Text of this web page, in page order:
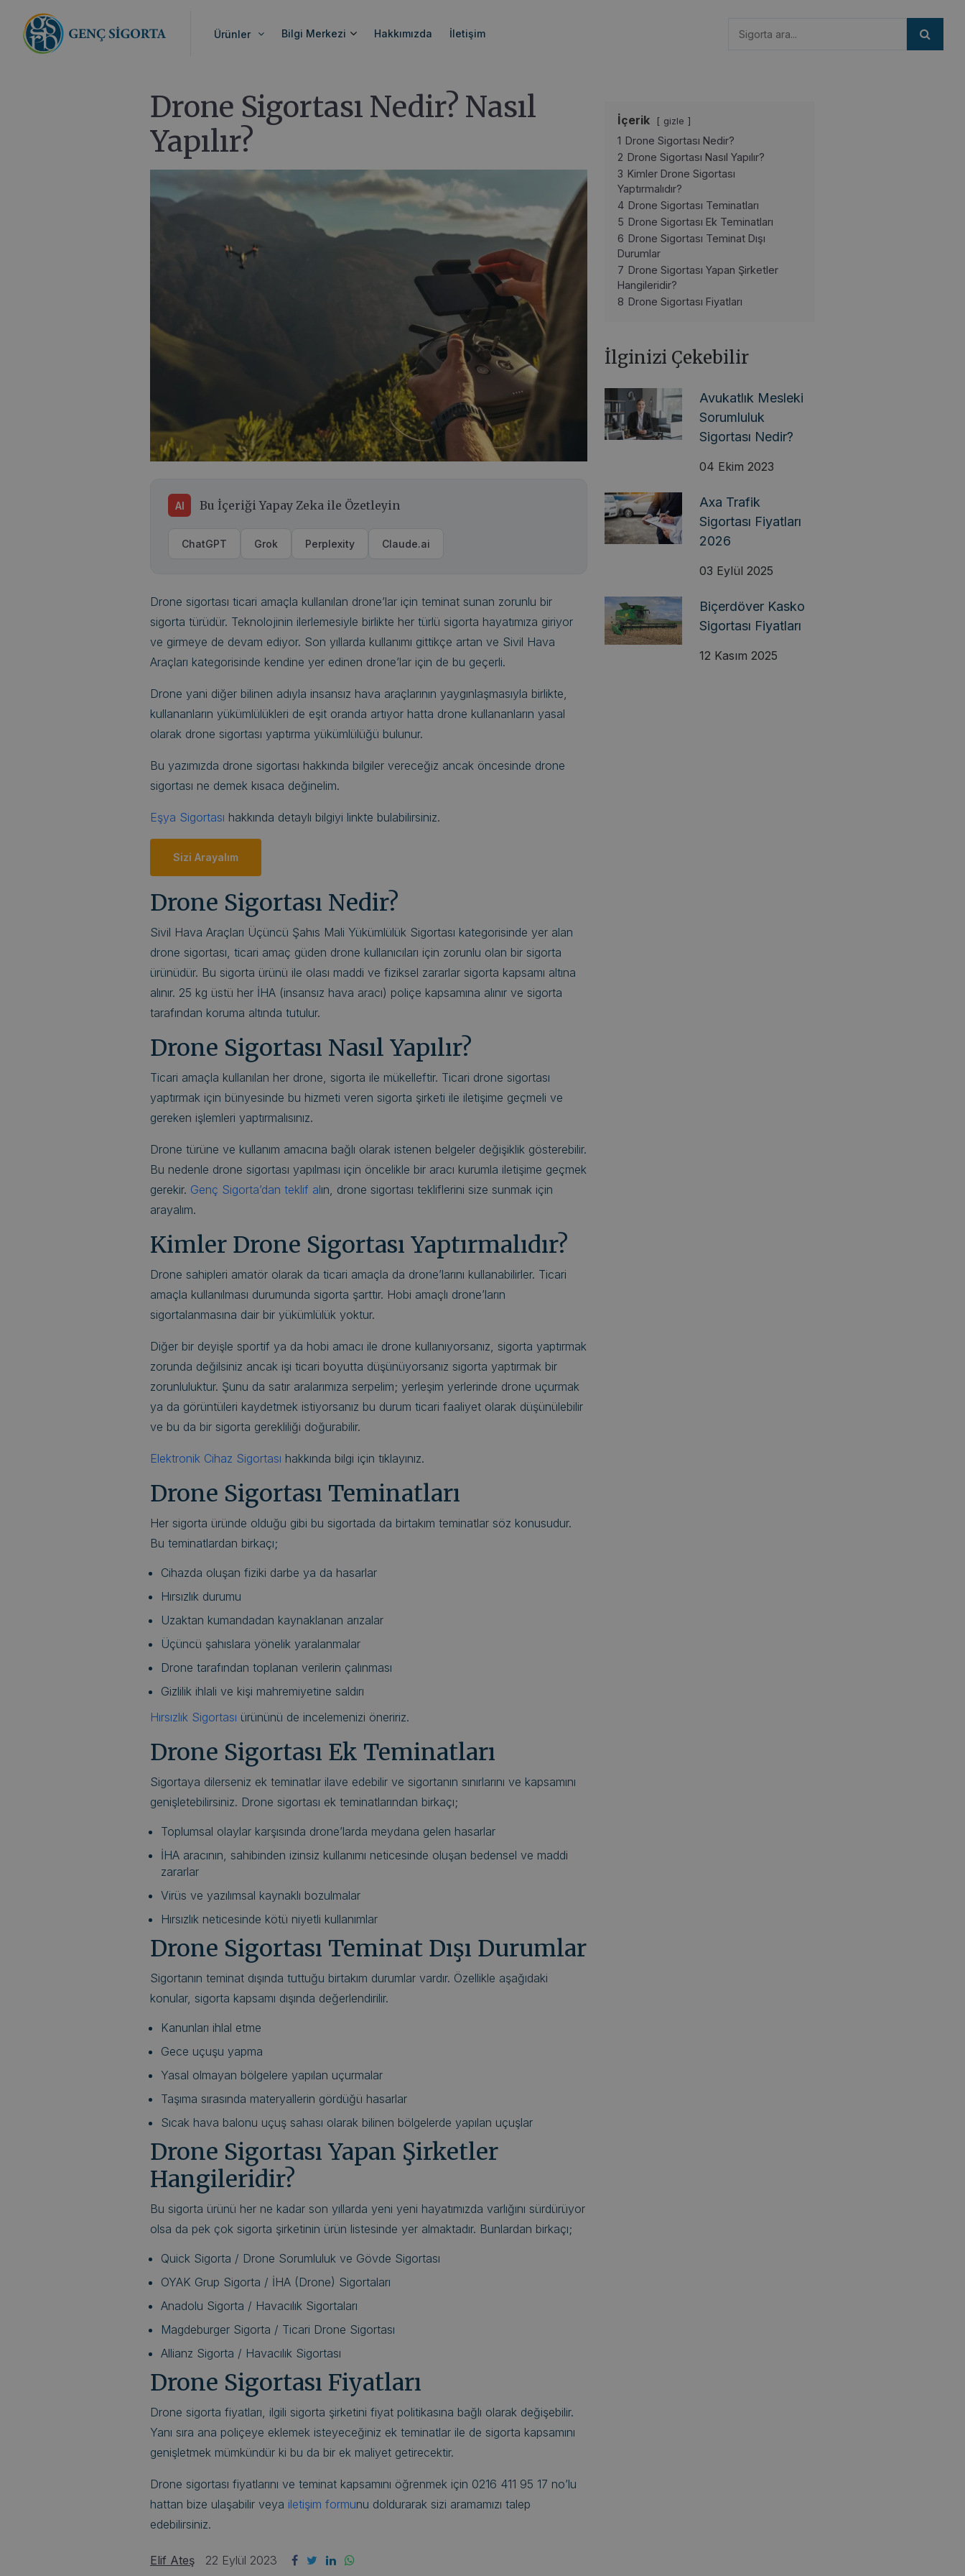
Ürünler Bilgi Merkezi Hakkımızda İletişim
Anasayfa>Blog Drone Sigortası Nedir? Nasıl Yapılır?
İçerik gizle
1 Drone Sigortası Nedir?
2 Drone Sigortası Nasıl Yapılır?
3 Kimler Drone Sigortası
Yaptırmalıdır?
4 Drone Sigortası Teminatları
5 Drone Sigortası Ek Teminatları
6 Drone Sigortası Teminat Dışı
Durumlar
7 Drone Sigortası Yapan Şirketler
Hangileridir?
8 Drone Sigortası Fiyatları
İlginizi Çekebilir
Avukatlık Mesleki
Sorumluluk
Sigortası Nedir?
04 Ekim 2023
Axa Trafik
Sigortası Fiyatları
2026
03 Eylül 2025
Biçerdöver Kasko
Sigortası Fiyatları
12 Kasım 2025
Drone Sigortası Nedir? Nasıl
Yapılır?
AI Bu İçeriği Yapay Zeka ile Özetleyin
ChatGPT Grok Perplexity Claude.ai
Drone sigortası ticari amaçla kullanılan drone’lar için teminat sunan zorunlu bir
sigorta türüdür. Teknolojinin ilerlemesiyle birlikte her türlü sigorta hayatımıza giriyor
ve girmeye de devam ediyor. Son yıllarda kullanımı gittikçe artan ve Sivil Hava
Araçları kategorisinde kendine yer edinen drone’lar için de bu geçerli.
Drone yani diğer bilinen adıyla insansız hava araçlarının yaygınlaşmasıyla birlikte,
kullananların yükümlülükleri de eşit oranda artıyor hatta drone kullananların yasal
olarak drone sigortası yaptırma yükümlülüğü bulunur.
Bu yazımızda drone sigortası hakkında bilgiler vereceğiz ancak öncesinde drone
sigortası ne demek kısaca değinelim.
Eşya Sigortası hakkında detaylı bilgiyi linkte bulabilirsiniz.
Sizi Arayalım
Drone Sigortası Nedir?
Sivil Hava Araçları Üçüncü Şahıs Mali Yükümlülük Sigortası kategorisinde yer alan
drone sigortası, ticari amaç güden drone kullanıcıları için zorunlu olan bir sigorta
ürünüdür. Bu sigorta ürünü ile olası maddi ve fiziksel zararlar sigorta kapsamı altına
alınır. 25 kg üstü her İHA (insansız hava aracı) poliçe kapsamına alınır ve sigorta
tarafından koruma altında tutulur.
Drone Sigortası Nasıl Yapılır?
Ticari amaçla kullanılan her drone, sigorta ile mükelleftir. Ticari drone sigortası
yaptırmak için bünyesinde bu hizmeti veren sigorta şirketi ile iletişime geçmeli ve
gereken işlemleri yaptırmalısınız.
Drone türüne ve kullanım amacına bağlı olarak istenen belgeler değişiklik gösterebilir.
Bu nedenle drone sigortası yapılması için öncelikle bir aracı kurumla iletişime geçmek
gerekir. Genç Sigorta’dan teklif alın, drone sigortası tekliflerini size sunmak için
arayalım.
Kimler Drone Sigortası Yaptırmalıdır?
Drone sahipleri amatör olarak da ticari amaçla da drone’larını kullanabilirler. Ticari
amaçla kullanılması durumunda sigorta şarttır. Hobi amaçlı drone’ların
sigortalanmasına dair bir yükümlülük yoktur.
Diğer bir deyişle sportif ya da hobi amacı ile drone kullanıyorsanız, sigorta yaptırmak
zorunda değilsiniz ancak işi ticari boyutta düşünüyorsanız sigorta yaptırmak bir
zorunluluktur. Şunu da satır aralarımıza serpelim; yerleşim yerlerinde drone uçurmak
ya da görüntüleri kaydetmek istiyorsanız bu durum ticari faaliyet olarak düşünülebilir
ve bu da bir sigorta gerekliliği doğurabilir.
Elektronik Cihaz Sigortası hakkında bilgi için tıklayınız.
Drone Sigortası Teminatları
Her sigorta üründe olduğu gibi bu sigortada da birtakım teminatlar söz konusudur.
Bu teminatlardan birkaçı;
Cihazda oluşan fiziki darbe ya da hasarlar
Hırsızlık durumu
Uzaktan kumandadan kaynaklanan arızalar
Üçüncü şahıslara yönelik yaralanmalar
Drone tarafından toplanan verilerin çalınması
Gizlilik ihlali ve kişi mahremiyetine saldırı
Hırsızlık Sigortası ürününü de incelemenizi öneririz.
Drone Sigortası Ek Teminatları
Sigortaya dilerseniz ek teminatlar ilave edebilir ve sigortanın sınırlarını ve kapsamını
genişletebilirsiniz. Drone sigortası ek teminatlarından birkaçı;
Toplumsal olaylar karşısında drone’larda meydana gelen hasarlar
İHA aracının, sahibinden izinsiz kullanımı neticesinde oluşan bedensel ve maddi
zararlar
Virüs ve yazılımsal kaynaklı bozulmalar
Hırsızlık neticesinde kötü niyetli kullanımlar
Drone Sigortası Teminat Dışı Durumlar
Sigortanın teminat dışında tuttuğu birtakım durumlar vardır. Özellikle aşağıdaki
konular, sigorta kapsamı dışında değerlendirilir.
Kanunları ihlal etme
Gece uçuşu yapma
Yasal olmayan bölgelere yapılan uçurmalar
Taşıma sırasında materyallerin gördüğü hasarlar
Sıcak hava balonu uçuş sahası olarak bilinen bölgelerde yapılan uçuşlar
Drone Sigortası Yapan Şirketler
Hangileridir?
Bu sigorta ürünü her ne kadar son yıllarda yeni yeni hayatımızda varlığını sürdürüyor
olsa da pek çok sigorta şirketinin ürün listesinde yer almaktadır. Bunlardan birkaçı;
Quick Sigorta / Drone Sorumluluk ve Gövde Sigortası
OYAK Grup Sigorta / İHA (Drone) Sigortaları
Anadolu Sigorta / Havacılık Sigortaları
Magdeburger Sigorta / Ticari Drone Sigortası
Allianz Sigorta / Havacılık Sigortası
Drone Sigortası Fiyatları
Drone sigorta fiyatları, ilgili sigorta şirketini fiyat politikasına bağlı olarak değişebilir.
Yanı sıra ana poliçeye eklemek isteyeceğiniz ek teminatlar ile de sigorta kapsamını
genişletmek mümkündür ki bu da bir ek maliyet getirecektir.
Drone sigortası fiyatlarını ve teminat kapsamını öğrenmek için 0216 411 95 17 no’lu
hattan bize ulaşabilir veya iletişim formunu doldurarak sizi aramamızı talep
edebilirsiniz.
Elif Ateş 22 Eylül 2023